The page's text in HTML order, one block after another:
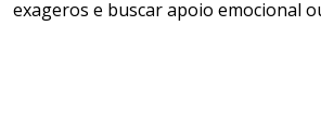
exageros e buscar apoio emocional